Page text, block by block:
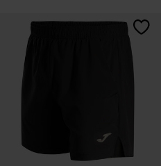
4,6 sobre 5 de valoración de clientes